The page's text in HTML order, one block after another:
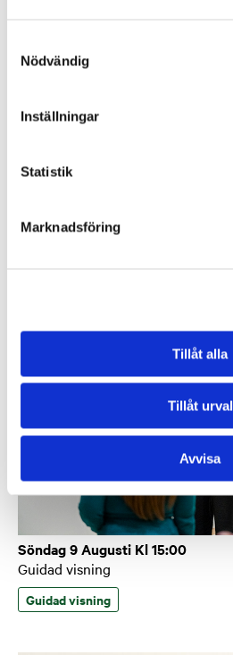
Nödvändig
Inställningar
Statistik
Marknadsföring
Tillåt alla
Tillåt urval
Avvisa
Söndag 9 Augusti Kl 15:00
Guidad visning
Guidad visning